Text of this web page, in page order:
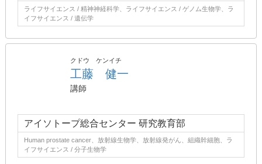
ライフサイエンス / 精神神経科学、ライフサイエンス / ゲノム生物学、ラ
イフサイエンス / 遺伝学
クドウ ケンイチ
工藤 健一
講師
アイソトープ総合センター 研究教育部
Human prostate cancer、放射線生物学、放射線発がん、組織幹細胞、ラ
イフサイエンス / 分子生物学